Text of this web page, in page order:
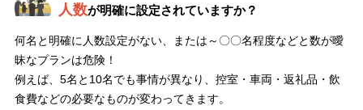
人数が明確に設定されていますか？
何名と明確に人数設定がない、または～〇〇名程度などと数が曖
昧なプランは危険！
例えば、5名と10名でも事情が異なり、控室・車両・返礼品・飲
食費などの必要なものが変わってきます。